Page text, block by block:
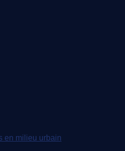
en milieu urbain